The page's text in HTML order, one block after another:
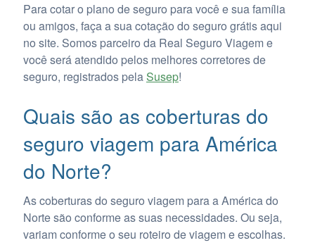
Para cotar o plano de seguro para você e sua família
ou amigos, faça a sua cotação do seguro grátis aqui
no site. Somos parceiro da Real Seguro Viagem e
você será atendido pelos melhores corretores de
seguro, registrados pelaSusep!
Quais são as coberturas do
seguro viagem para América
do Norte?
As coberturas do seguro viagem para a América do
Norte são conforme as suas necessidades. Ou seja,
variam conforme o seu roteiro de viagem e escolhas.